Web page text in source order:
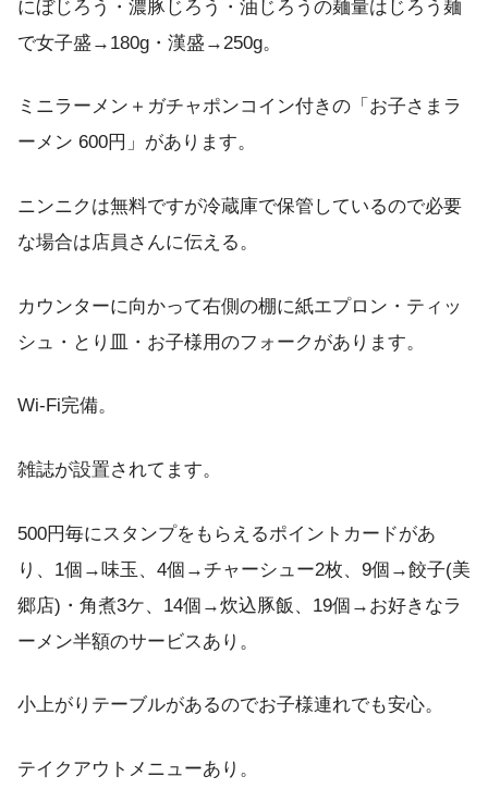
にぼじろう・濃豚じろう・油じろうの麺量はじろう麺
で女子盛→180g・漢盛→250g。
ミニラーメン＋ガチャポンコイン付きの「お子さまラ
ーメン 600円」があります。
ニンニクは無料ですが冷蔵庫で保管しているので必要
な場合は店員さんに伝える。
カウンターに向かって右側の棚に紙エプロン・ティッ
シュ・とり皿・お子様用のフォークがあります。
Wi-Fi完備。
雑誌が設置されてます。
500円毎にスタンプをもらえるポイントカードがあ
り、1個→味玉、4個→チャーシュー2枚、9個→餃子(美
郷店)・角煮3ケ、14個→炊込豚飯、19個→お好きなラ
ーメン半額のサービスあり。
小上がりテーブルがあるのでお子様連れでも安心。
テイクアウトメニューあり。